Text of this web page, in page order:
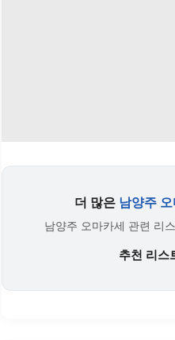
더 많은 남양주
남양주 오마카세 관련 리
추천 리스